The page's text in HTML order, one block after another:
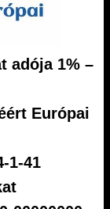
adója 1% –
Európai
1-41